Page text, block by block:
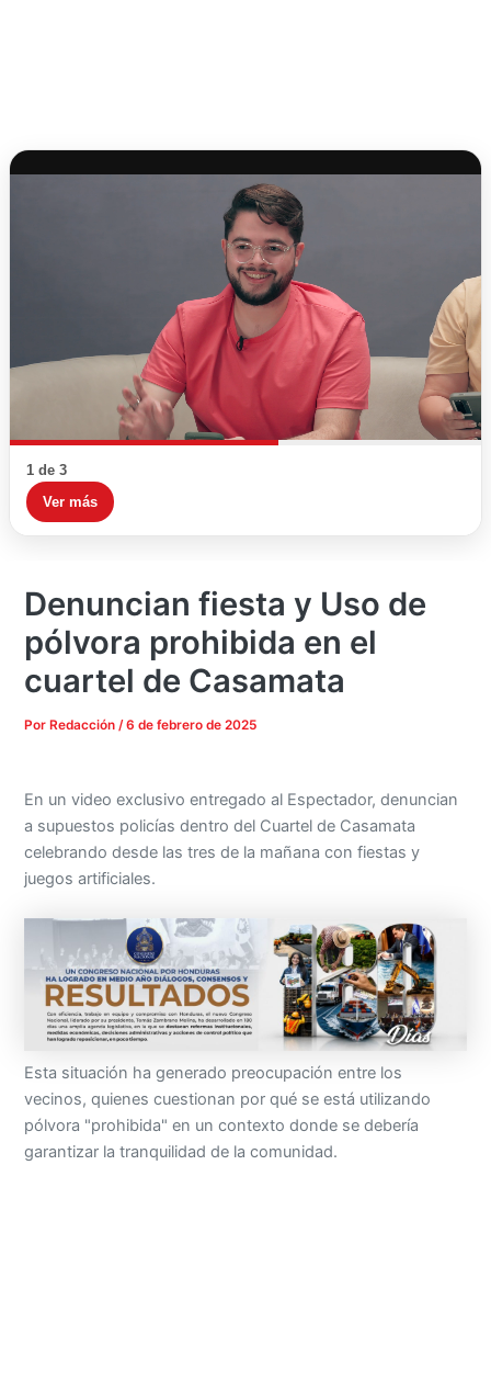
1 de 3
Ver más
Denuncian fiesta y Uso de
pólvora prohibida en el
cuartel de Casamata
Por Redacción/6 de febrero de 2025
En un video exclusivo entregado al Espectador, denuncian
a supuestos policías dentro del Cuartel de Casamata
celebrando desde las tres de la mañana con fiestas y
juegos artificiales.
Esta situación ha generado preocupación entre los
vecinos, quienes cuestionan por qué se está utilizando
pólvora "prohibida" en un contexto donde se debería
garantizar la tranquilidad de la comunidad.